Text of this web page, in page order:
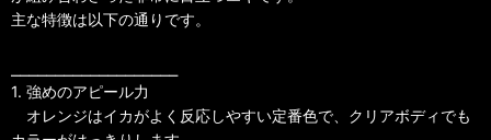
主な特徴は以下の通りです。
1. 強めのアピール力
オレンジはイカがよく反応しやすい定番色で、クリアボディでも